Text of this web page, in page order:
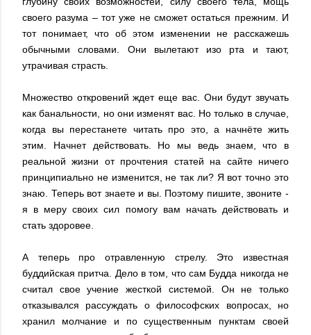
своего разума – тот уже не сможет остаться прежним. И
тот понимает, что об этом изменении не расскажешь
обычными словами. Они вылетают изо рта и тают,
утрачивая страсть.
Множество откровений ждет еще вас. Они будут звучать
как банальности, но они изменят вас. Но только в случае,
когда вы перестанете читать про это, а начнёте жить
этим. Начнет действовать. Но мы ведь знаем, что в
реальной жизни от прочтения статей на сайте ничего
принципиально не изменится, не так ли? Я вот точно это
знаю. Теперь вот знаете и вы. Поэтому пишите, звоните -
я в меру своих сил помогу вам начать действовать и
стать здоровее.
А теперь про отравленную стрелу. Это известная
буддийская притча. Дело в том, что сам Будда никогда не
считал свое учение жесткой системой. Он не только
отказывался рассуждать о философских вопросах, но
хранил молчание и по существенным пунктам своей